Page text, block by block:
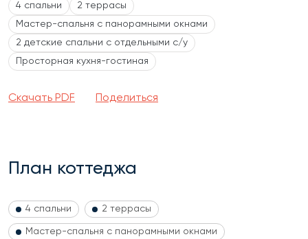
4 спальни
2 террасы
Мастер-спальня с панорамными окнами
2 детские спальни с отдельными с/у
Просторная кухня-гостиная
Скачать PDF Поделиться
План коттеджа
4 спальни 2 террасы
Мастер-спальня с панорамными окнами